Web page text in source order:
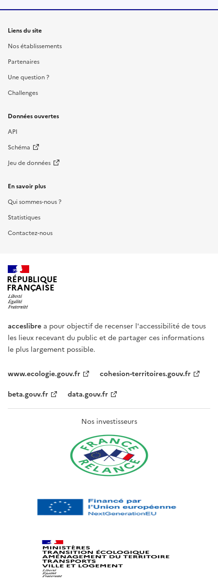
Liens du site
Nos établissements
Partenaires
Une question ?
Challenges
Données ouvertes
API
Schéma
Jeu de données
En savoir plus
Qui sommes-nous ?
Statistiques
Contactez-nous
RÉPUBLIQUE
FRANÇAISE
acceslibre a pour objectif de recenser l'accessibilité de tous
les lieux recevant du public et de partager ces informations
le plus largement possible.
www.ecologie.gouv.fr
cohesion-territoires.gouv.fr
beta.gouv.fr
data.gouv.fr
Nos investisseurs